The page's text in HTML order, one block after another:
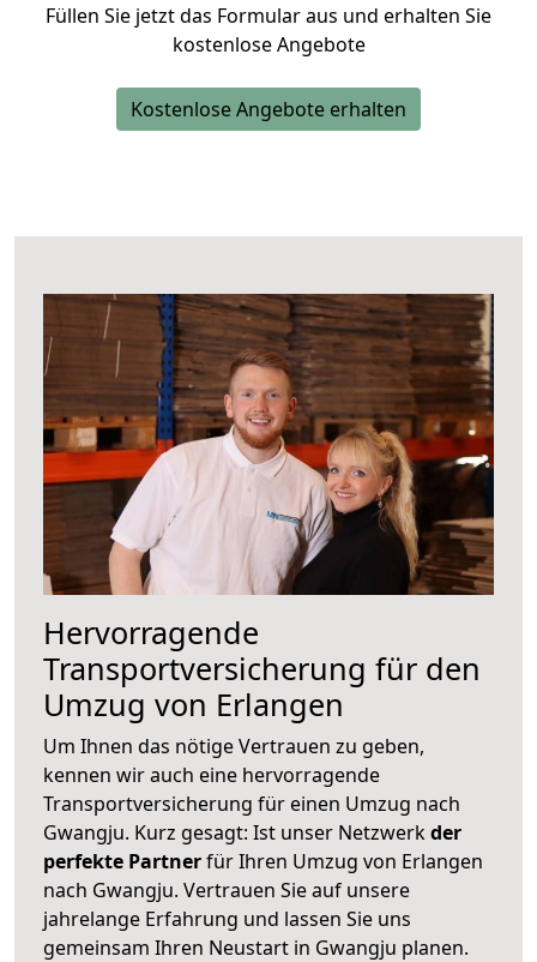
Füllen Sie jetzt das Formular aus und erhalten Sie
kostenlose Angebote
Kostenlose Angebote erhalten
Hervorragende
Transportversicherung für den
Umzug von Erlangen
Um Ihnen das nötige Vertrauen zu geben,
kennen wir auch eine hervorragende
Transportversicherung für einen Umzug nach
Gwangju. Kurz gesagt: Ist unser Netzwerkder
perfekte Partnerfür Ihren Umzug von Erlangen
nach Gwangju. Vertrauen Sie auf unsere
jahrelange Erfahrung und lassen Sie uns
gemeinsam Ihren Neustart in Gwangju planen.